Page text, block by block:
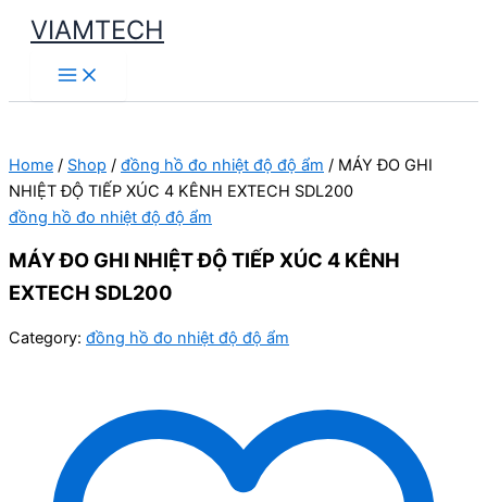
Skip
content
VIAMTECH
Main
Menu
Home / Shop / đồng hồ đo nhiệt độ độ ẩm / MÁY ĐO GHI
NHIỆT ĐỘ TIẾP XÚC 4 KÊNH EXTECH SDL200
đồng hồ đo nhiệt độ độ ẩm
MÁY ĐO GHI NHIỆT ĐỘ TIẾP XÚC 4 KÊNH
EXTECH SDL200
Category: đồng hồ đo nhiệt độ độ ẩm